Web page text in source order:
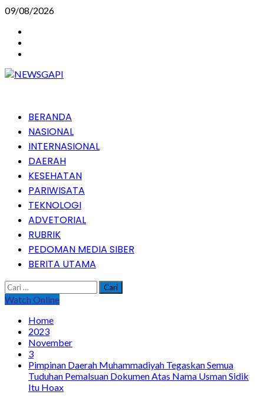
Skip
content
09/08/2026
PrimaryBERANDA
NASIONAL
INTERNASIONAL
DAERAH
KESEHATAN
PARIWISATA
TEKNOLOGI
ADVETORIAL
RUBRIK
PEDOMAN MEDIA SIBER
BERITA UTAMA
Cari
untuk:
Watch Online
Home
2023
November
3
Pimpinan Daerah Muhammadiyah Tegaskan Semua
Tuduhan Pemalsuan Dokumen Atas Nama Usman Sidik
Itu Hoax